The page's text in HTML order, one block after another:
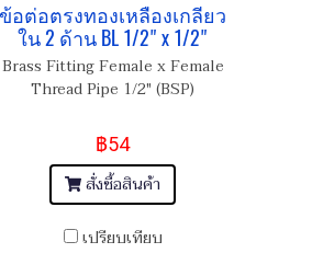
ข้อต่อตรงทองเหลืองเกลียว
ใน 2 ด้าน BL 1/2" x 1/2"
Brass Fitting Female x Female
Thread Pipe 1/2" (BSP)
฿54
สั่งซื้อสินค้า
เปรียบเทียบ